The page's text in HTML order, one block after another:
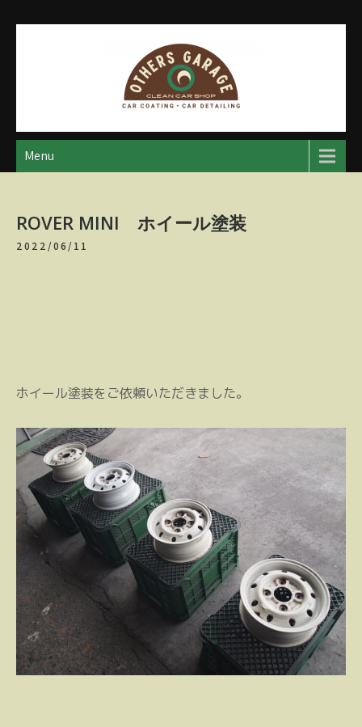
アザースガレージ
【神奈川・厚木・愛川】カーメンテナンス
Menu
ROVER MINI ホイール塗装
2022/06/11
ホイール塗装をご依頼いただきました。